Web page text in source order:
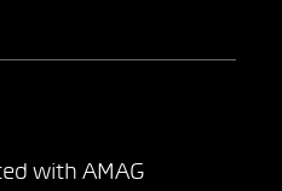
with AMAG